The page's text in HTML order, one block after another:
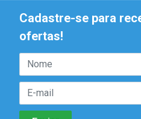
Cadastre-se para
ofertas!